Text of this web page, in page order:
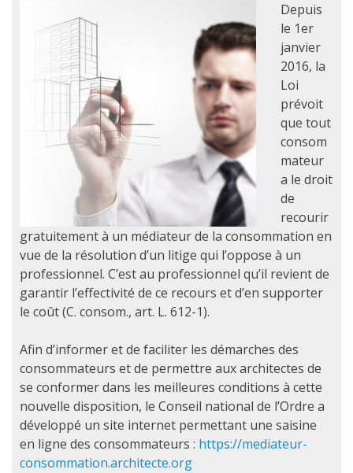
Depuis
le 1er
janvier
2016, la
Loi
prévoit
que tout
consom
mateur
a le droit
de
recourir
gratuitement à un médiateur de la consommation en
vue de la résolution d’un litige qui l’oppose à un
professionnel. C’est au professionnel qu’il revient de
garantir l’effectivité de ce recours et d’en supporter
le coût (C. consom., art. L. 612-1).
Afin d’informer et de faciliter les démarches des
consommateurs et de permettre aux architectes de
se conformer dans les meilleures conditions à cette
nouvelle disposition, le Conseil national de l’Ordre a
développé un site internet permettant une saisine
en ligne des consommateurs : https://mediateur-
consommation.architecte.org